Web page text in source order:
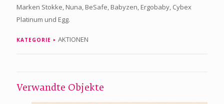
Marken Stokke, Nuna, BeSafe, Babyzen, Ergobaby, Cybex
Platinum und Egg.
KATEGORIE AKTIONEN
Verwandte Objekte